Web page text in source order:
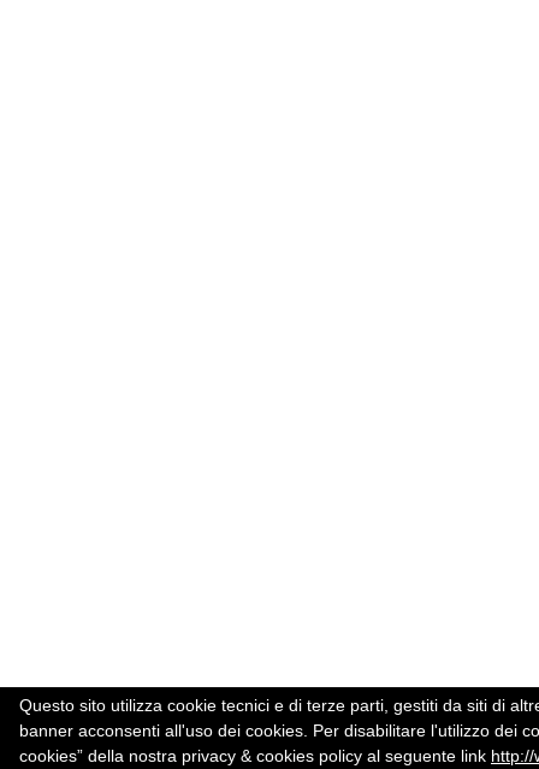
Questo sito utilizza cookie tecnici e di terze parti, gestiti da siti di
banner acconsenti all'uso dei cookies. Per disabilitare l'utilizzo dei
cookies” della nostra privacy & cookies policy al seguente link http://